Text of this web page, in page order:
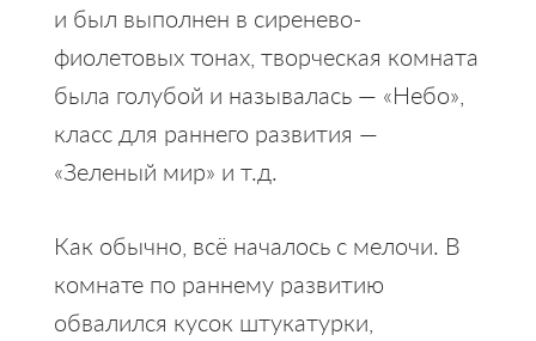
и был выполнен в сиренево-
фиолетовых тонах, творческая комната
была голубой и называлась — «Небо»,
класс для раннего развития —
«Зеленый мир» и т.д.
Как обычно, всё началось с мелочи. В
комнате по раннему развитию
обвалился кусок штукатурки,